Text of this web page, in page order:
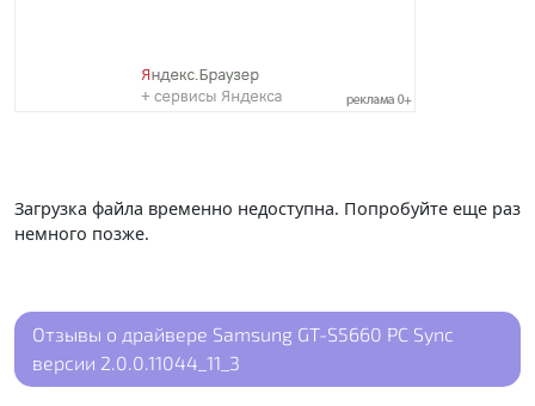
Загрузка файла временно недоступна. Попробуйте еще раз
немного позже.
Отзывы о драйвере Samsung GT-S5660 PC Sync
версии 2.0.0.11044_11_3